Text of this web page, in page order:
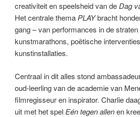
creativiteit en speelsheid van de Dag
Het centrale thema PLAYbracht
gang – van performances in de
kunstmarathons, poëtische
kunstinstallaties.
Centraal in dit alles stond
oud-leerling van de academie van
filmregisseur en inspirator. Charlie
uit met het spel Eén tegen allenen